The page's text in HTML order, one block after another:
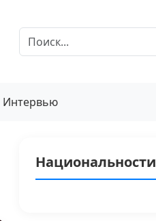
Интервью
Национальности